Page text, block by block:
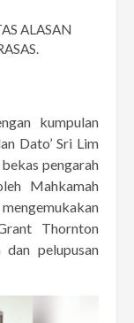
ALASAN
kumpulan
Dato’ Sri Lim
pengarah
Mahkamah
Thornton
pelupusan